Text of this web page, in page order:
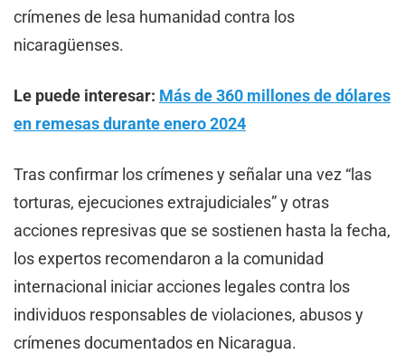
crímenes de lesa humanidad contra los
nicaragüenses.
Le puede interesar: Más de 360 millones de dólares
en remesas durante enero 2024
Tras confirmar los crímenes y señalar una vez “las
torturas, ejecuciones extrajudiciales” y otras
acciones represivas que se sostienen hasta la fecha,
los expertos recomendaron a la comunidad
internacional iniciar acciones legales contra los
individuos responsables de violaciones, abusos y
crímenes documentados en Nicaragua.